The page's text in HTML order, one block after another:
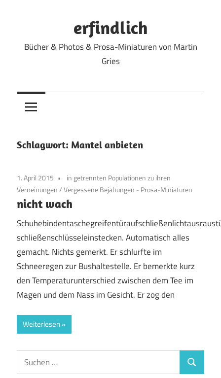
erfindlich
Bücher & Photos & Prosa-Miniaturen von Martin
Gries
Schlagwort: Mantel anbieten
1. April 2015
in getrennten Populationen zu ihren
Verneinungen/Vergessene Bejahungen - Prosa-Miniaturen
nicht wach
schließenschlüsseleinstecken. Automatisch alles
gemacht. Nichts gemerkt. Er schlurfte im
Schneeregen zur Bushaltestelle. Er bemerkte kurz
den Temperaturunterschied zwischen dem Tee im
Magen und dem Nass im Gesicht. Er zog den
Weiterlesen
Suchen
nach:
Suchen